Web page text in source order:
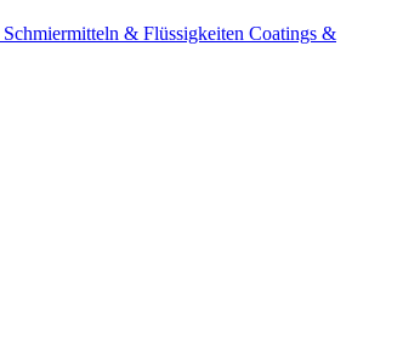
Schmiermitteln & Flüssigkeiten Coatings &